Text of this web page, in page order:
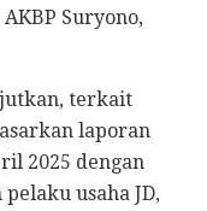
Suryono,
terkait
laporan
2025 dengan
usaha JD,